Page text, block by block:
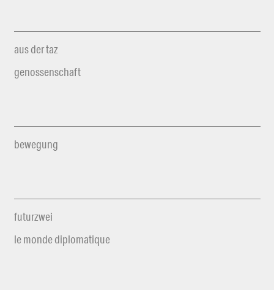
aus der taz
genossenschaft
bewegung
futurzwei
le monde diplomatique